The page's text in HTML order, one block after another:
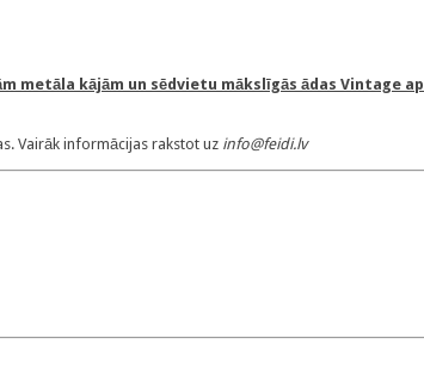
metāla kājām un sēdvietu mākslīgās ādas Vintage
Vairāk informācijas rakstot uz info@feidi.lv